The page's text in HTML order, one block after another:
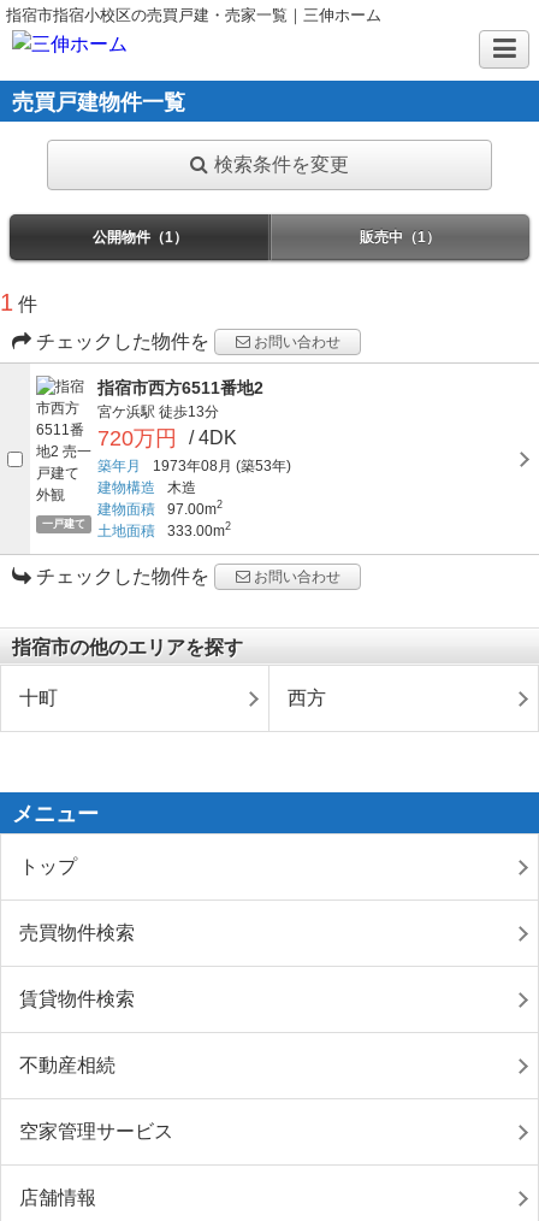
指宿市指宿小校区の売買戸建・売家一覧｜三伸ホーム
売買戸建物件一覧
検索条件を変更
公開物件（1） 販売中（1）
1 件
チェックした物件を
お問い合わせ
一戸建て
指宿市西方6511番地2
宮ケ浜駅 徒歩13分
720万円 / 4DK
築年月 1973年08月 (築53年)
建物構造
木造
建物面積
97.00m2
土地面積 333.00m2
チェックした物件を お問い合わせ
指宿市の他のエリアを探す
十町 西方
メニュー
トップ
売買物件検索
賃貸物件検索
不動産相続
空家管理サービス
店舗情報